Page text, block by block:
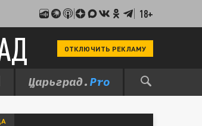
18+
ОТКЛЮЧИТЬ РЕКЛАМУ